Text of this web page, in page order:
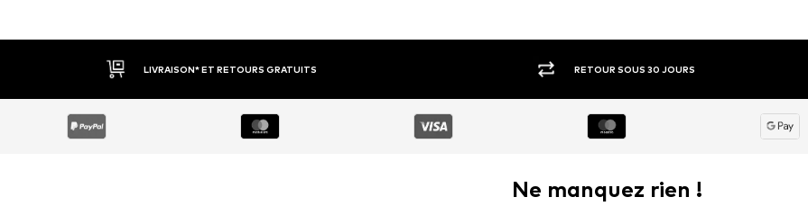
LIVRAISON* ET RETOURS GRATUITS RETOUR SOUS 30 JOURS
Ne manquez rien !